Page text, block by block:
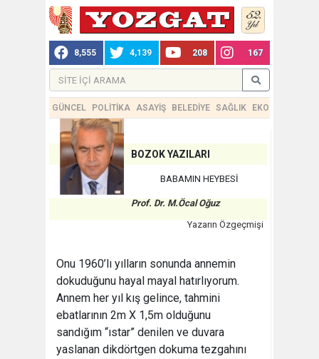
8,555 4,139 208 167
GÜNCEL POLİTİKA ASAYİŞ BELEDİYE SAĞLIK EKONOMİ
BOZOK YAZILARI
BABAMIN HEYBESİ
Prof. Dr. M.Öcal Oğuz
Yazarın Özgeçmişi
Onu 1960’lı yılların sonunda annemin
dokuduğunu hayal mayal hatırlıyorum.
Annem her yıl kış gelince, tahmini
ebatlarının 2m X 1,5m olduğunu
sandığım “ıstar” denilen ve duvara
yaslanan dikdörtgen dokuma tezgahını